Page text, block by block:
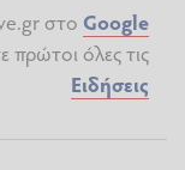
στο Google
πρώτοι όλες τις
Ειδήσεις